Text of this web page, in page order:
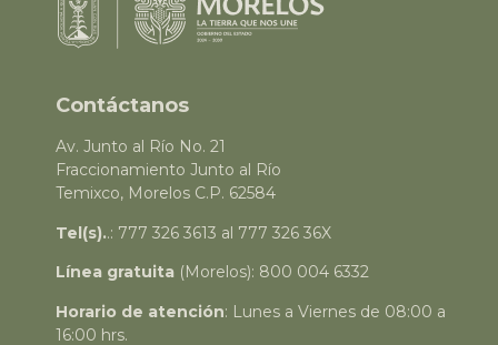
Contáctanos
Av. Junto al Río No. 21
Fraccionamiento Junto al Río
Temixco, Morelos C.P. 62584
Tel(s)..: 777 326 3613 al 777 326 36X
Línea gratuita (Morelos): 800 004 6332
Horario de atención: Lunes a Viernes de 08:00 a
16:00 hrs.